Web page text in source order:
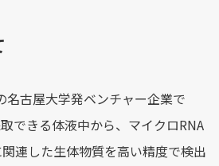
名古屋大学発ベンチャー企業で
できる体液中から、マイクロRNA
連した生体物質を高い精度で検出